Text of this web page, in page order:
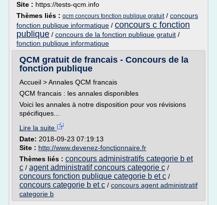
Site : https://tests-qcm.info
Thèmes liés : qcm concours fonction publique gratuit/ concours
fonction publique informatique / concours c fonction
publique / concours de la fonction publique gratuit /
fonction publique informatique
QCM gratuit de francais - Concours de la
fonction publique
Accueil > Annales QCM francais
QCM francais : les annales disponibles
Voici les annales à notre disposition pour vos révisions
spécifiques...
Lire la suite
Date: 2018-09-23 07:19:13
Site : http://www.devenez-fonctionnaire.fr
Thèmes liés : concours administratifs categorie b et
c / agent administratif concours categorie c /
concours fonction publique categorie b et c /
concours categorie b et c / concours agent administratif
categorie b